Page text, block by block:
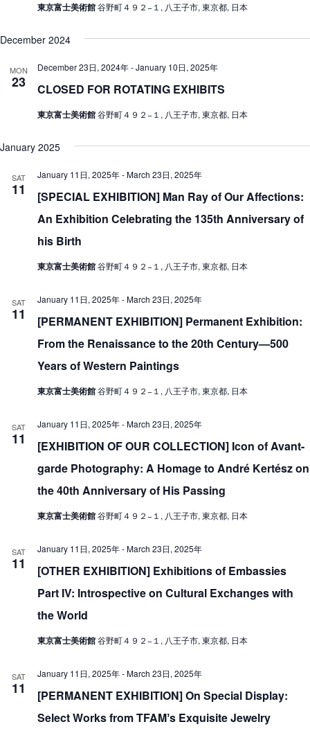
東京富士美術館谷野町４９２−１, 八王子市, 東京都, 日本
December 2024
MON
23 CLOSED FOR ROTATING EXHIBITS
December 23日, 2024年-January 10日, 2025年
東京富士美術館谷野町４９２−１, 八王子市, 東京都, 日本
January 2025
SAT
11
[SPECIAL EXHIBITION] Man Ray of Our Affections:
An Exhibition Celebrating the 135th Anniversary of
his Birth
January 11日, 2025年-March 23日, 2025年
東京富士美術館谷野町４９２−１, 八王子市, 東京都, 日本
SAT
11
[PERMANENT EXHIBITION] Permanent Exhibition:
From the Renaissance to the 20th Century—500
Years of Western Paintings
January 11日, 2025年-March 23日, 2025年
東京富士美術館谷野町４９２−１, 八王子市, 東京都, 日本
SAT
11
[EXHIBITION OF OUR COLLECTION] Icon of Avant-
garde Photography: A Homage to André Kertész on
the 40th Anniversary of His Passing
January 11日, 2025年-March 23日, 2025年
東京富士美術館谷野町４９２−１, 八王子市, 東京都, 日本
SAT
11
[OTHER EXHIBITION] Exhibitions of Embassies
Part IV: Introspective on Cultural Exchanges with
the World
January 11日, 2025年-March 23日, 2025年
東京富士美術館谷野町４９２−１, 八王子市, 東京都, 日本
SAT
11
[PERMANENT EXHIBITION] On Special Display:
Select Works from TFAMʼs Exquisite Jewelry
January 11日, 2025年-March 23日, 2025年